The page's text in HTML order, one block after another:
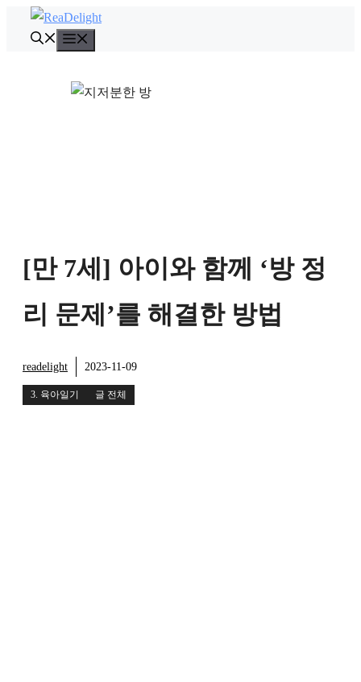
뉴
[만 7세] 아이와 함께 ‘방 정
리 문제’를 해결한 방법
readelight 2023-11-09
3. 육아일기 글 전체